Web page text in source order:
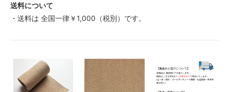
送料について
・送料は 全国一律￥1,000（税別）です。